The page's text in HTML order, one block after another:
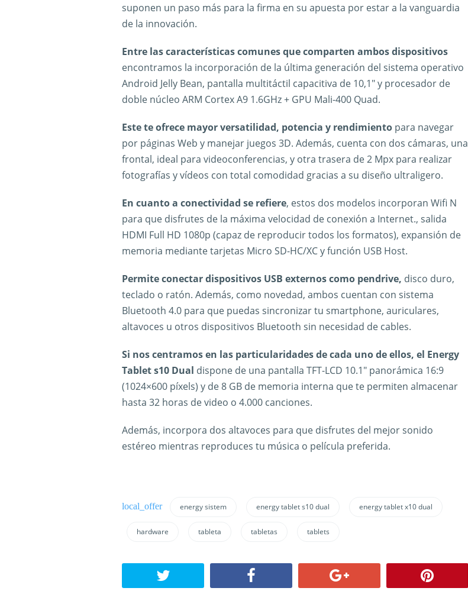
suponen un paso más para la firma en su apuesta por estar a la vanguardia
de la innovación.
Entre las características comunes que comparten ambos dispositivos
encontramos la incorporación de la última generación del sistema operativo
Android Jelly Bean, pantalla multitáctil capacitiva de 10,1″ y procesador de
doble núcleo ARM Cortex A9 1.6GHz + GPU Mali-400 Quad.
Este te ofrece mayor versatilidad, potencia y rendimiento para navegar
por páginas Web y manejar juegos 3D. Además, cuenta con dos cámaras, una
frontal, ideal para videoconferencias, y otra trasera de 2 Mpx para realizar
fotografías y vídeos con total comodidad gracias a su diseño ultraligero.
En cuanto a conectividad se refiere, estos dos modelos incorporan Wifi N
para que disfrutes de la máxima velocidad de conexión a Internet., salida
HDMI Full HD 1080p (capaz de reproducir todos los formatos), expansión de
memoria mediante tarjetas Micro SD-HC/XC y función USB Host.
Permite conectar dispositivos USB externos como pendrive, disco duro,
teclado o ratón. Además, como novedad, ambos cuentan con sistema
Bluetooth 4.0 para que puedas sincronizar tu smartphone, auriculares,
altavoces u otros dispositivos Bluetooth sin necesidad de cables.
Si nos centramos en las particularidades de cada uno de ellos, el Energy
Tablet s10 Dual dispone de una pantalla TFT-LCD 10.1″ panorámica 16:9
(1024×600 píxels) y de 8 GB de memoria interna que te permiten almacenar
hasta 32 horas de video o 4.000 canciones.
Además, incorpora dos altavoces para que disfrutes del mejor sonido
estéreo mientras reproduces tu música o película preferida.
energy sistem energy tablet s10 dual energy tablet x10 dual
hardware tableta tabletas tablets